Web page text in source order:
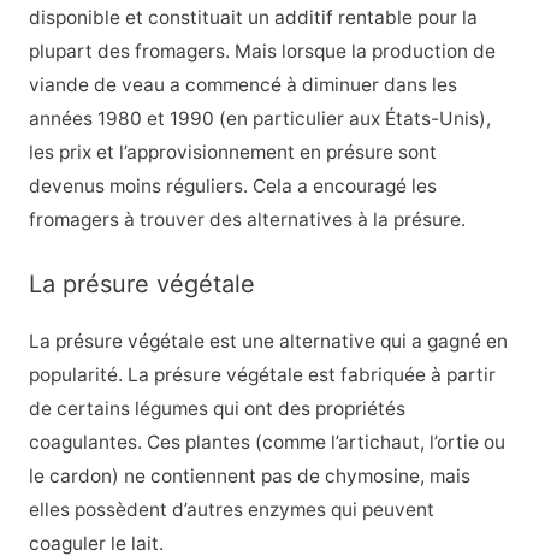
disponible et constituait un additif rentable pour la
plupart des fromagers. Mais lorsque la production de
viande de veau a commencé à diminuer dans les
années 1980 et 1990 (en particulier aux États-Unis),
les prix et l’approvisionnement en présure sont
devenus moins réguliers. Cela a encouragé les
fromagers à trouver des alternatives à la présure.
La présure végétale
La présure végétale est une alternative qui a gagné en
popularité. La présure végétale est fabriquée à partir
de certains légumes qui ont des propriétés
coagulantes. Ces plantes (comme l’artichaut, l’ortie ou
le cardon) ne contiennent pas de chymosine, mais
elles possèdent d’autres enzymes qui peuvent
coaguler le lait.